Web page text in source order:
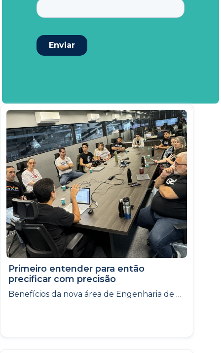
Primeiro entender para então
precificar com precisão
Benefícios da nova área de Engenharia de Software para os negócios